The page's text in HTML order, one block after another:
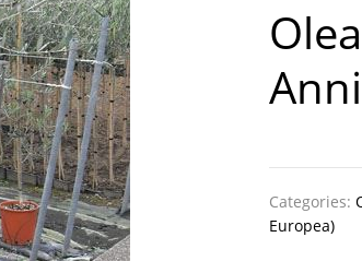
Categories:
Europea)